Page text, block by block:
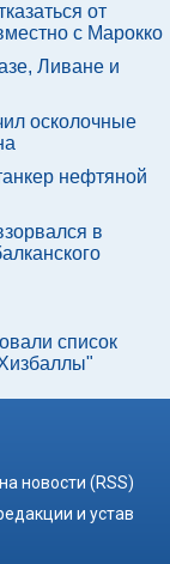
от
с Марокко
Ливане и
осколочные
нефтяной
в
список
новости (RSS)
и устав